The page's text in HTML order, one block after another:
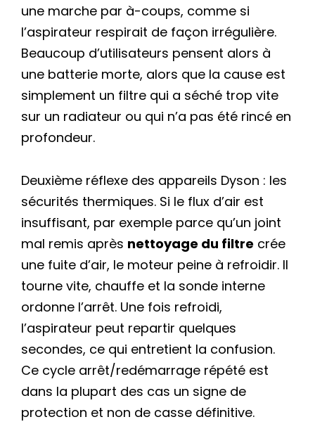
une marche par à-coups, comme si
l’aspirateur respirait de façon irrégulière.
Beaucoup d’utilisateurs pensent alors à
une batterie morte, alors que la cause est
simplement un filtre qui a séché trop vite
sur un radiateur ou qui n’a pas été rincé en
profondeur.
Deuxième réflexe des appareils Dyson : les
sécurités thermiques. Si le flux d’air est
insuffisant, par exemple parce qu’un joint
mal remis après nettoyage du filtre crée
une fuite d’air, le moteur peine à refroidir. Il
tourne vite, chauffe et la sonde interne
ordonne l’arrêt. Une fois refroidi,
l’aspirateur peut repartir quelques
secondes, ce qui entretient la confusion.
Ce cycle arrêt/redémarrage répété est
dans la plupart des cas un signe de
protection et non de casse définitive.